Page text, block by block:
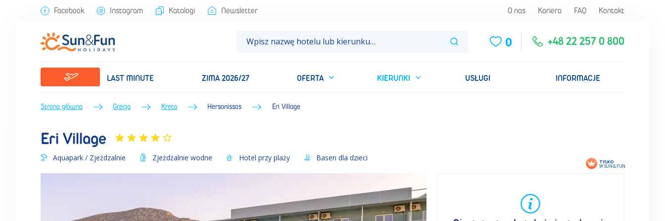
Facebook Instagram Katalogi Newsletter O nas Kariera FAQ Kontakt
0 +48 22 257 0 800
LAST MINUTE ZIMA 2026/27 OFERTA KIERUNKI USŁUGI INFORMACJE
Strona główna Grecja Kreta Hersonissos Eri Village
Eri Village
Aquapark / Zjeżdzalnie Zjeżdżalnie wodne Hotel przy plaży Basen dla dzieci TYLKO
W SUN & FUN
Eri Village (Lato 2025) • Kreta • Grecja • BP Sun&Fun